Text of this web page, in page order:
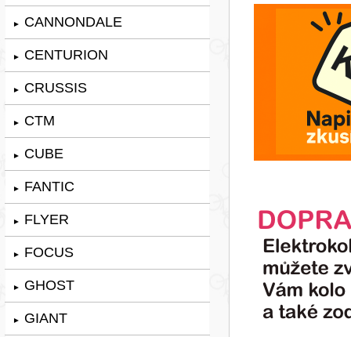
► CANNONDALE
► CENTURION
► CRUSSIS
► CTM
► CUBE
► FANTIC
► FLYER
► FOCUS
► GHOST
► GIANT